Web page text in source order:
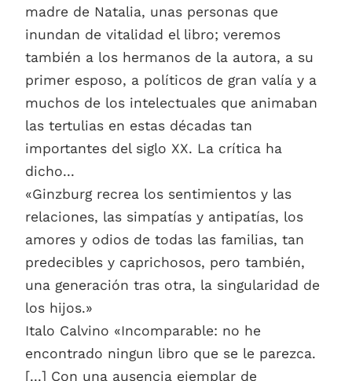
madre de Natalia, unas personas que
inundan de vitalidad el libro; veremos
también a los hermanos de la autora, a su
primer esposo, a políticos de gran valía y a
muchos de los intelectuales que animaban
las tertulias en estas décadas tan
importantes del siglo XX. La crítica ha
dicho...
«Ginzburg recrea los sentimientos y las
relaciones, las simpatías y antipatías, los
amores y odios de todas las familias, tan
predecibles y caprichosos, pero también,
una generación tras otra, la singularidad de
los hijos.»
Italo Calvino «Incomparable: no he
encontrado ningun libro que se le parezca.
[...] Con una ausencia ejemplar de